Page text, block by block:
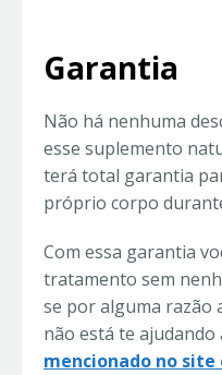
Garantia
Não há nenhuma
esse suplemento
terá total garantia
próprio corpo
Com essa garantia
tratamento sem
se por alguma razão
não está te
mencionado no site